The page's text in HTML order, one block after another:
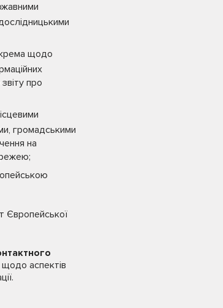
щодо
про
громадськими
на
Європейської
аспектів